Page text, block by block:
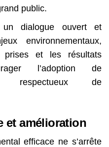
public.
un dialogue ouvert et
environnementaux,
prises et les résultats
l’adoption de
respectueux de
et amélioration
efficace ne s’arrête